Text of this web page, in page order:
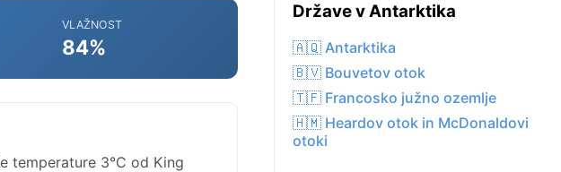
VLAŽNOST
84%
temperature 3°C od King
Države v Antarktika
🇦🇶 Antarktika
🇧🇻 Bouvetov otok
🇹🇫 Francosko južno ozemlje
🇭🇲 Heardov otok in McDonaldovi
otoki